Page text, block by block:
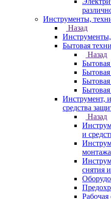
Инструменты,
Назад
Инструменты,
Бытовая
Назад
Инструмент,
средства
Назад
и
монтажа
снятия